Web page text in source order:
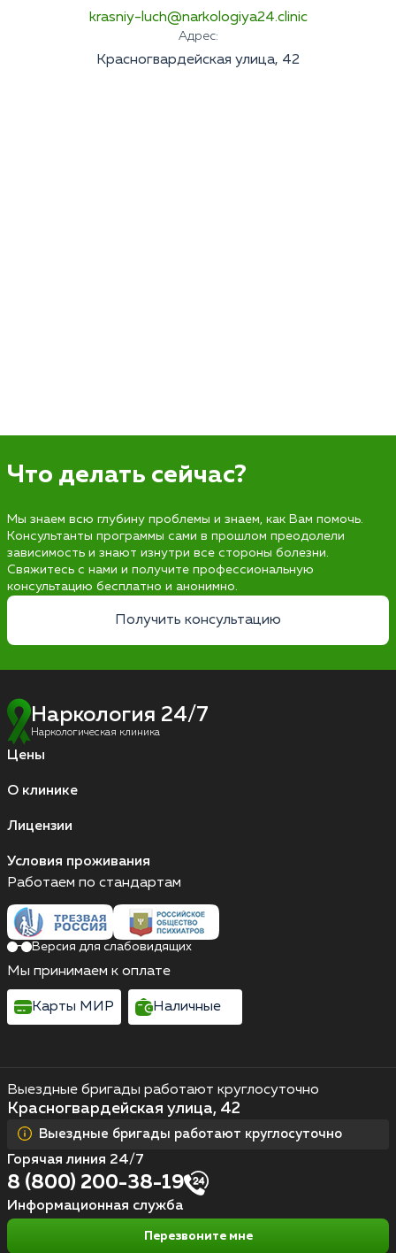
krasniy-luch@narkologiya24.clinic
Адрес:
Красногвардейская улица, 42
Что делать сейчас?
Мы знаем всю глубину проблемы и знаем, как Вам помочь.
Консультанты программы сами в прошлом преодолели
зависимость и знают изнутри все стороны болезни.
Свяжитесь с нами и получите профессиональную
консультацию бесплатно и анонимно.
Получить консультацию
Наркология 24/7
Наркологическая клиника
Цены
О клинике
Лицензии
Условия проживания
Выездные бригады работают круглосуточно
Красногвардейская улица, 42
Выездные бригады работают круглосуточно
Горячая линия 24/7
8 (800) 200-38-19
Информационная служба
Перезвоните мне
Работаем по стандартам
Версия для слабовидящих
Мы принимаем к оплате
Карты МИР Наличные